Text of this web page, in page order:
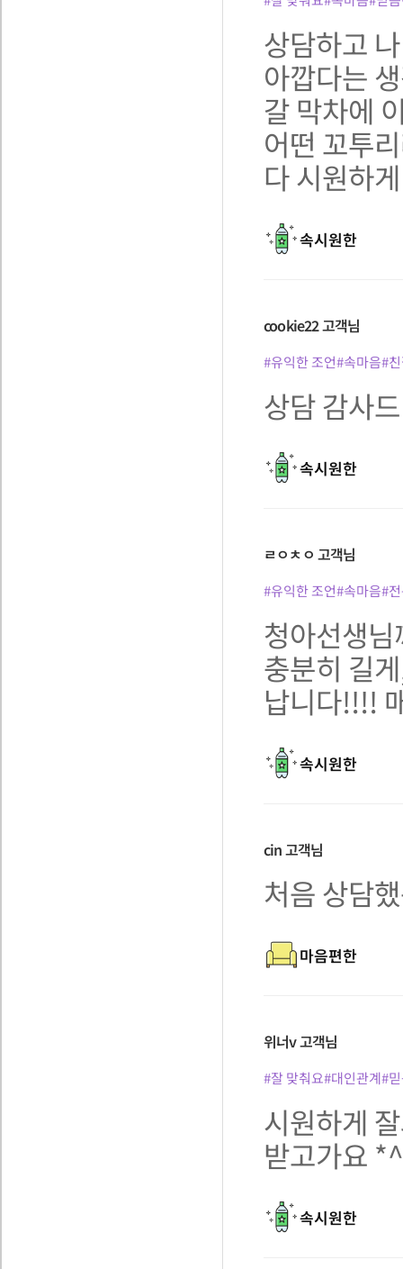
상담하고
아깝다는
갈 막차에
어떤 꼬투
다 시원하
속시원한
cookie22고객님
#유익한 조언#속마음#
상담 감
속시원한
ㄹㅇㅊㅇ 고객님
#유익한 조언#속마음#
청아선생
충분히 길
납니다!!!!
속시원한
cin고객님
처음 상담
마음편한
위너v고객님
#잘 맞춰요#대인관계#
시원하게
받고가요
속시원한